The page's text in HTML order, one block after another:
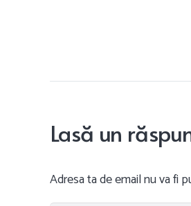
Lasă un
Adresa ta de email nu va fi